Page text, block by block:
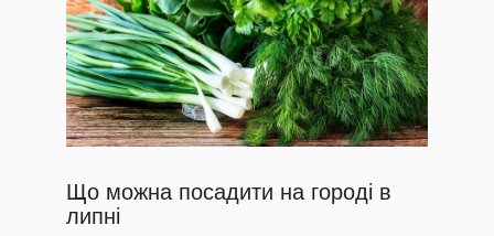
Що можна посадити на городі в
липні